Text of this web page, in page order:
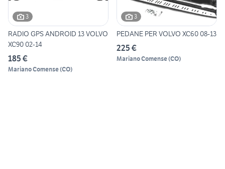
3
RADIO GPS ANDROID 13 VOLVO
XC90 02-14
185 €
Mariano Comense(CO)
3
PEDANE PER VOLVO XC60 08-13
225 €
Mariano Comense(CO)